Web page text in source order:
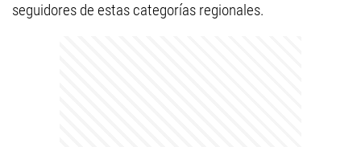
seguidores de estas categorías regionales.